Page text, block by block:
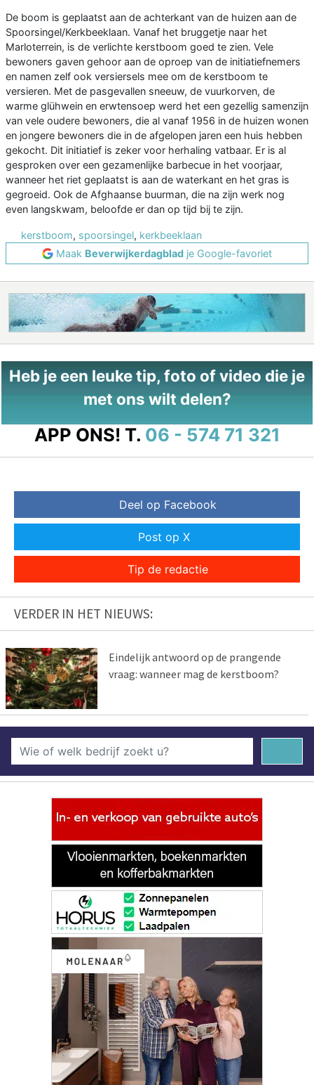
De boom is geplaatst aan de achterkant van de huizen aan de
Spoorsingel/Kerkbeeklaan. Vanaf het bruggetje naar het
Marloterrein, is de verlichte kerstboom goed te zien. Vele
bewoners gaven gehoor aan de oproep van de initiatiefnemers
en namen zelf ook versiersels mee om de kerstboom te
versieren. Met de pasgevallen sneeuw, de vuurkorven, de
warme glühwein en erwtensoep werd het een gezellig samenzijn
van vele oudere bewoners, die al vanaf 1956 in de huizen wonen
en jongere bewoners die in de afgelopen jaren een huis hebben
gekocht. Dit initiatief is zeker voor herhaling vatbaar. Er is al
gesproken over een gezamenlijke barbecue in het voorjaar,
wanneer het riet geplaatst is aan de waterkant en het gras is
gegroeid. Ook de Afghaanse buurman, die na zijn werk nog
even langskwam, beloofde er dan op tijd bij te zijn.
kerstboom, spoorsingel, kerkbeeklaan
Maak Beverwijkerdagblad je Google-favoriet
Heb je een leuke tip, foto of video die je
met ons wilt delen?
APP ONS! T. 06 - 574 71 321
Deel op Facebook
Post op X
Tip de redactie
VERDER IN HET NIEUWS:
Eindelijk antwoord op de prangende
vraag: wanneer mag de kerstboom?